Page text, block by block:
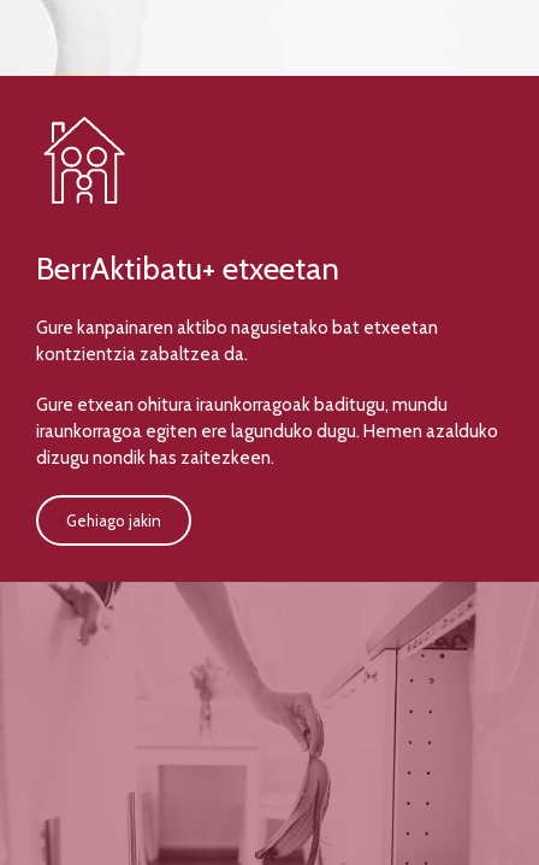
BerrAktibatu+ etxeetan
Gure kanpainaren aktibo nagusietako bat etxeetan
kontzientzia zabaltzea da.
Gure etxean ohitura iraunkorragoak baditugu, mundu
iraunkorragoa egiten ere lagunduko dugu. Hemen azalduko
dizugu nondik has zaitezkeen.
Gehiago jakin